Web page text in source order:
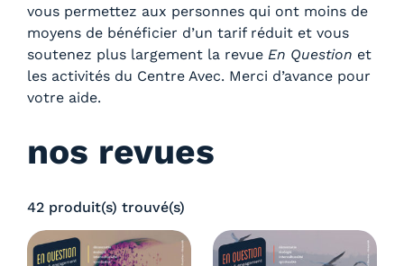
vous permettez aux personnes qui ont moins de
moyens de bénéficier d’un tarif réduit et vous
soutenez plus largement la revue En Question et
les activités du Centre Avec. Merci d’avance pour
votre aide.
nos revues
42 produit(s) trouvé(s)